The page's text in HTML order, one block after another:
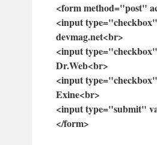
<form method="post"
<input
devmag.net<br>
<input
Dr.Web<br>
<input
Exine<br>
<input type="submit"
</form>